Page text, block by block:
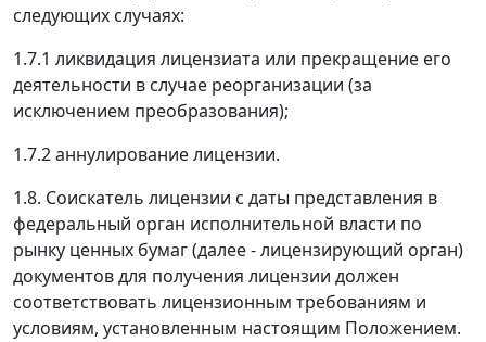
следующих случаях:
1.7.1 ликвидация лицензиата или прекращение его
деятельности в случае реорганизации (за
исключением преобразования);
1.7.2 аннулирование лицензии.
1.8. Соискатель лицензии с даты представления в
федеральный орган исполнительной власти по
рынку ценных бумаг (далее - лицензирующий орган)
документов для получения лицензии должен
соответствовать лицензионным требованиям и
условиям, установленным настоящим Положением.